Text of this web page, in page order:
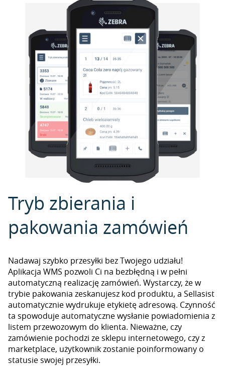
Tryb zbierania i
pakowania zamówień
Nadawaj szybko przesyłki bez Twojego udziału!
Aplikacja WMS pozwoli Ci na bezbłędną i w pełni
automatyczną realizację zamówień. Wystarczy, że w
trybie pakowania zeskanujesz kod produktu, a Sellasist
automatycznie wydrukuje etykietę adresową. Czynność
ta spowoduje automatyczne wysłanie powiadomienia z
listem przewozowym do klienta. Nieważne, czy
zamówienie pochodzi ze sklepu internetowego, czy z
marketplace, użytkownik zostanie poinformowany o
statusie swojej przesyłki.